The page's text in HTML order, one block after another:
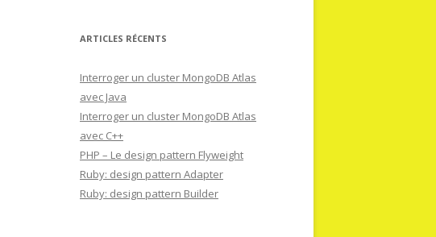
ARTICLES RÉCENTS
Interroger un cluster MongoDB Atlas
avec Java
Interroger un cluster MongoDB Atlas
avec C++
PHP – Le design pattern Flyweight
Ruby: design pattern Adapter
Ruby: design pattern Builder